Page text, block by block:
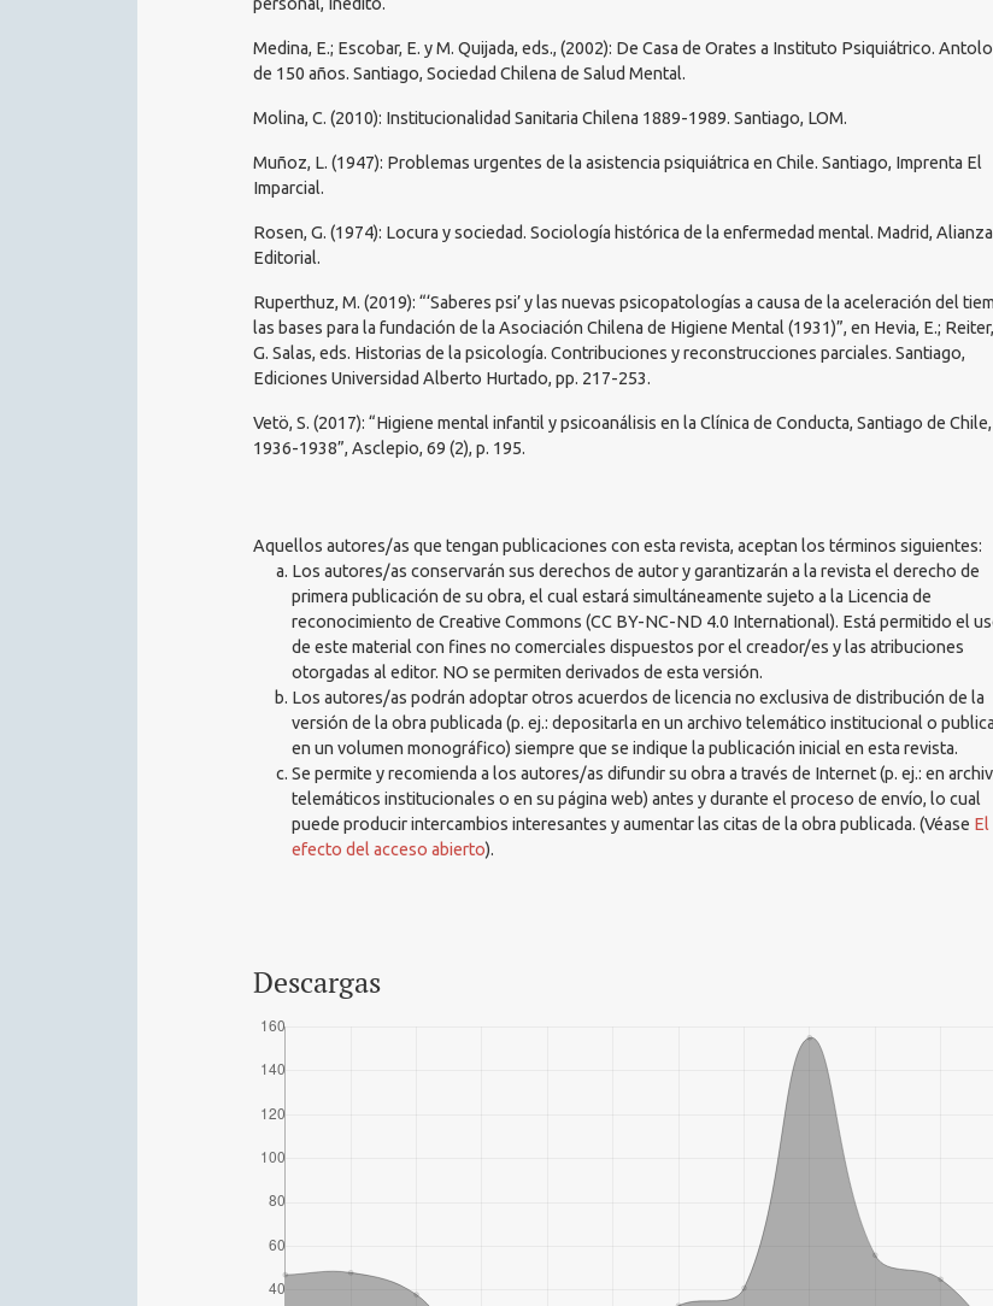
personal, Inédito.
Medina, E.; Escobar, E. y M. Quijada, eds., (2002): De Casa de Orates a Instituto Psiquiátrico.
de 150 años. Santiago, Sociedad Chilena de Salud Mental.
Molina, C. (2010): Institucionalidad Sanitaria Chilena 1889-1989. Santiago, LOM.
Muñoz, L. (1947): Problemas urgentes de la asistencia psiquiátrica en Chile. Santiago, Imprenta El
Imparcial.
Rosen, G. (1974): Locura y sociedad. Sociología histórica de la enfermedad mental. Madrid, Alianza
Editorial.
Ruperthuz, M. (2019): “‘Saberes psi’ y las nuevas psicopatologías a causa de la aceleración del
las bases para la fundación de la Asociación Chilena de Higiene Mental (1931)”, en Hevia, E.;
G. Salas, eds. Historias de la psicología. Contribuciones y reconstrucciones parciales. Santiago,
Ediciones Universidad Alberto Hurtado, pp. 217-253.
Vetö, S. (2017): “Higiene mental infantil y psicoanálisis en la Clínica de Conducta, Santiago de Chile,
1936-1938”, Asclepio, 69 (2), p. 195.
Aquellos autores/as que tengan publicaciones con esta revista, aceptan los términos siguientes:
Los autores/as conservarán sus derechos de autor y garantizarán a la revista el derecho de
primera publicación de su obra, el cual estará simultáneamente sujeto a la Licencia de
reconocimiento de Creative Commons (CC BY-NC-ND 4.0 International). Está permitido el
de este material con fines no comerciales dispuestos por el creador/es y las atribuciones
otorgadas al editor. NO se permiten derivados de esta versión.
Los autores/as podrán adoptar otros acuerdos de licencia no exclusiva de distribución de la
versión de la obra publicada (p. ej.: depositarla en un archivo telemático institucional o
en un volumen monográfico) siempre que se indique la publicación inicial en esta revista.
Se permite y recomienda a los autores/as difundir su obra a través de Internet (p. ej.: en
telemáticos institucionales o en su página web) antes y durante el proceso de envío, lo cual
puede producir intercambios interesantes y aumentar las citas de la obra publicada. (Véase El
efecto del acceso abierto).
Descargas